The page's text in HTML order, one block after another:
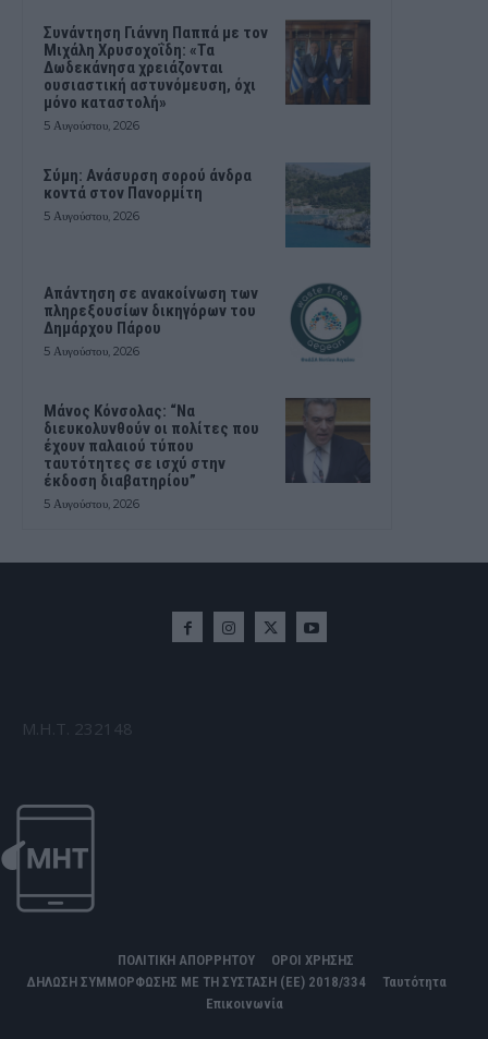
Συνάντηση Γιάννη Παππά με τον
Μιχάλη Χρυσοχοΐδη: «Τα
Δωδεκάνησα χρειάζονται
ουσιαστική αστυνόμευση, όχι
μόνο καταστολή»
5 Αυγούστου, 2026
Σύμη: Ανάσυρση σορού άνδρα
κοντά στον Πανορμίτη
5 Αυγούστου, 2026
Απάντηση σε ανακοίνωση των
πληρεξουσίων δικηγόρων του
Δημάρχου Πάρου
5 Αυγούστου, 2026
Μάνος Κόνσολας: “Να
διευκολυνθούν οι πολίτες που
έχουν παλαιού τύπου
ταυτότητες σε ισχύ στην
έκδοση διαβατηρίου”
5 Αυγούστου, 2026
Μ.Η.Τ. 232148
ΠΟΛΙΤΙΚΗ ΑΠΟΡΡΗΤΟΥ
ΟΡΟΙ ΧΡΗΣΗΣ
ΔΗΛΩΣΗ ΣΥΜΜΟΡΦΩΣΗΣ ΜΕ ΤΗ ΣΥΣΤΑΣΗ (ΕΕ) 2018/334
Ταυτότητα
Επικοινωνία